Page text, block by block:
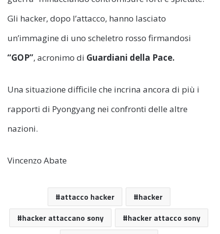
Gli hacker, dopo l’attacco, hanno lasciato
un’immagine di uno scheletro rosso firmandosi
“GOP”, acronimo di Guardiani della Pace.
Una situazione difficile che incrina ancora di più i
rapporti di Pyongyang nei confronti delle altre
nazioni.
Vincenzo Abate
attacco hacker
hacker
hacker attaccano sony
hacker attacco sony